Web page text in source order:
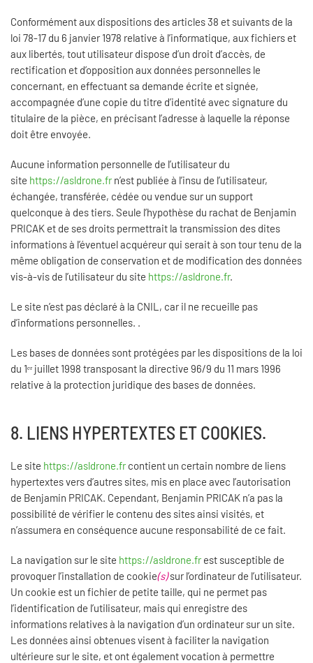
Conformément aux dispositions des articles 38 et suivants de la
loi 78-17 du 6 janvier 1978 relative à l’informatique, aux fichiers et
aux libertés, tout utilisateur dispose d’un droit d’accès, de
rectification et d’opposition aux données personnelles le
concernant, en effectuant sa demande écrite et signée,
accompagnée d’une copie du titre d’identité avec signature du
titulaire de la pièce, en précisant l’adresse à laquelle la réponse
doit être envoyée.
Aucune information personnelle de l’utilisateur du
site https://asldrone.fr n’est publiée à l’insu de l’utilisateur,
échangée, transférée, cédée ou vendue sur un support
quelconque à des tiers. Seule l’hypothèse du rachat de Benjamin
PRICAK et de ses droits permettrait la transmission des dites
informations à l’éventuel acquéreur qui serait à son tour tenu de la
même obligation de conservation et de modification des données
vis-à-vis de l’utilisateur du site https://asldrone.fr.
Le site n’est pas déclaré à la CNIL, car il ne recueille pas
d’informations personnelles. .
Les bases de données sont protégées par les dispositions de la loi
du 1ᵉʳ juillet 1998 transposant la directive 96/9 du 11 mars 1996
relative à la protection juridique des bases de données.
8. LIENS HYPERTEXTES ET COOKIES.
Le site https://asldrone.fr contient un certain nombre de liens
hypertextes vers d’autres sites, mis en place avec l’autorisation
de Benjamin PRICAK. Cependant, Benjamin PRICAK n’a pas la
possibilité de vérifier le contenu des sites ainsi visités, et
n’assumera en conséquence aucune responsabilité de ce fait.
La navigation sur le site https://asldrone.fr est susceptible de
provoquer l’installation de cookie(s)sur l’ordinateur de l’utilisateur.
Un cookie est un fichier de petite taille, qui ne permet pas
l’identification de l’utilisateur, mais qui enregistre des
informations relatives à la navigation d’un ordinateur sur un site.
Les données ainsi obtenues visent à faciliter la navigation
ultérieure sur le site, et ont également vocation à permettre